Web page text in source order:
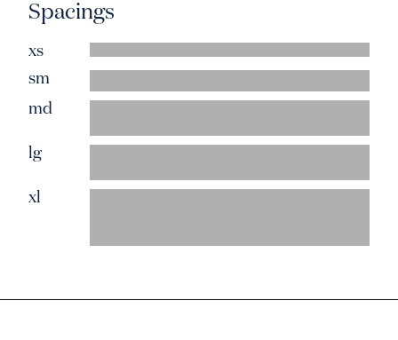
Spacings
xs
sm
md
lg
xl